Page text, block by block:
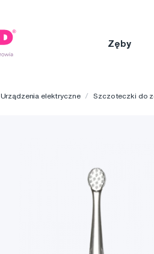
Zęby
Urządzenia elektryczne Szczoteczki do